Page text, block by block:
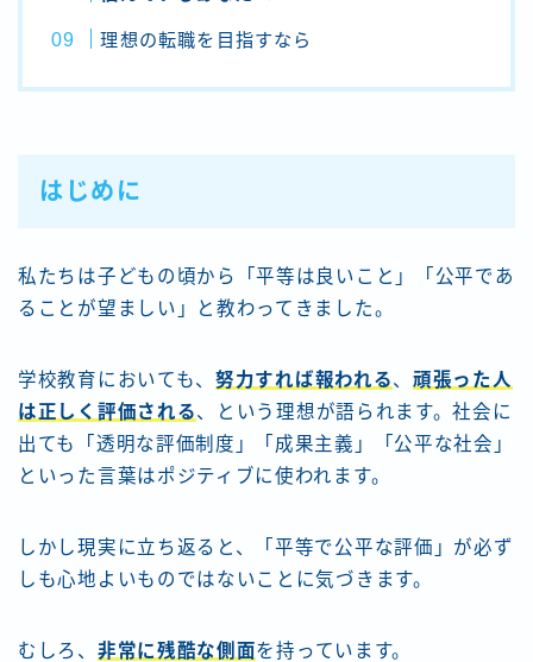
理想の転職を目指すなら
はじめに
私たちは子どもの頃から「平等は良いこと」「公平であ
ることが望ましい」と教わってきました。
学校教育においても、 努力すれば報われる、頑張った人
は正しく評価される、という理想が語られます。社会に
出ても「透明な評価制度」「成果主義」「公平な社会」
といった言葉はポジティブに使われます。
しかし現実に立ち返ると、「平等で公平な評価」が必ず
しも心地よいものではないことに気づきます。
むしろ、 非常に残酷な側面を持っています。